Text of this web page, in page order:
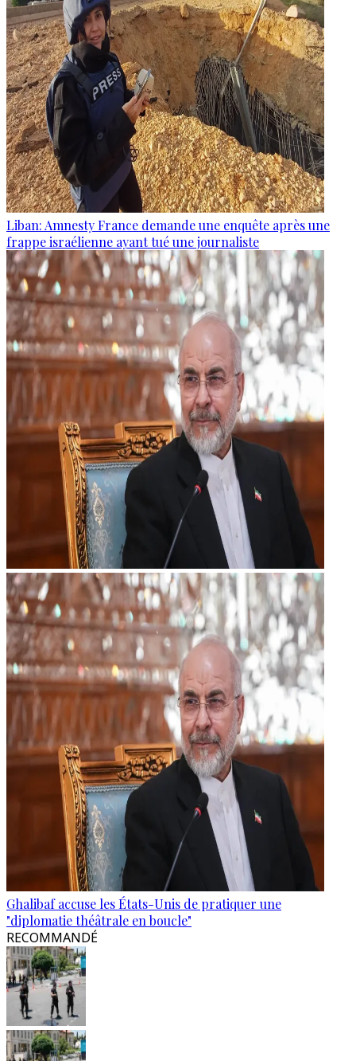
Liban: Amnesty France demande une enquête après une
frappe israélienne ayant tué une journaliste
Ghalibaf accuse les États-Unis de pratiquer une
"diplomatie théâtrale en boucle"
RECOMMANDÉ